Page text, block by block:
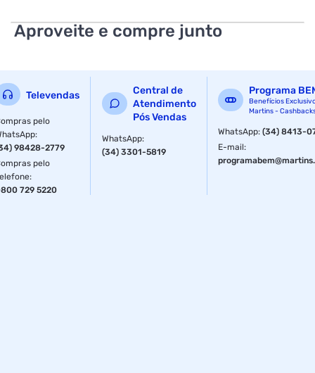
Aproveite e compre junto
Televendas
pelo
:
98428-2779
pelo
:
729 5220
Central de
Atendimento
Pós Vendas
WhatsApp:
(34) 3301-5819
Programa
Benefícios
Martins -
WhatsApp:(34) 8413-
E-mail: